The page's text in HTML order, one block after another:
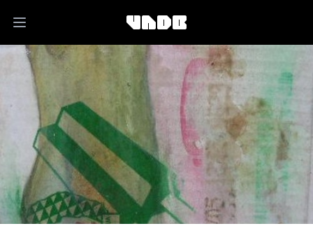
Open main menu